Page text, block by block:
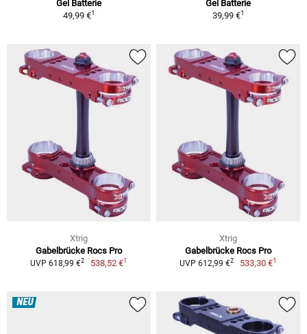
Gel Batterie
49,99 €1
Gel Batterie
39,99 €1
Xtrig
Gabelbrücke Rocs Pro
UVP 618,99 €2 538,52 €1
Xtrig
Gabelbrücke Rocs Pro
UVP 612,99 €2 533,30 €1
NEU